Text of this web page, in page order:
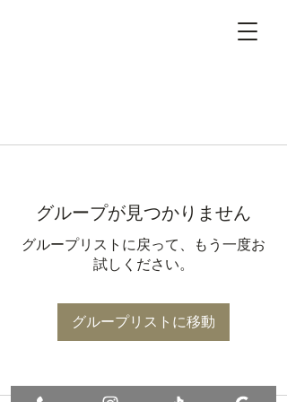
グループが見つかりません
グループリストに戻って、もう一度お
試しください。
グループリストに移動